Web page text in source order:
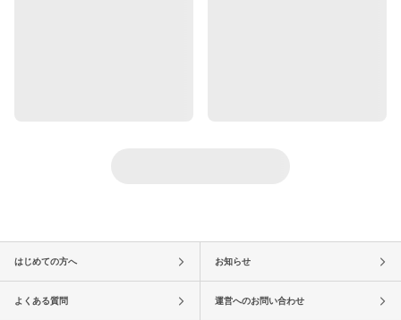
はじめての方へ お知らせ
よくある質問 運営へのお問い合わせ